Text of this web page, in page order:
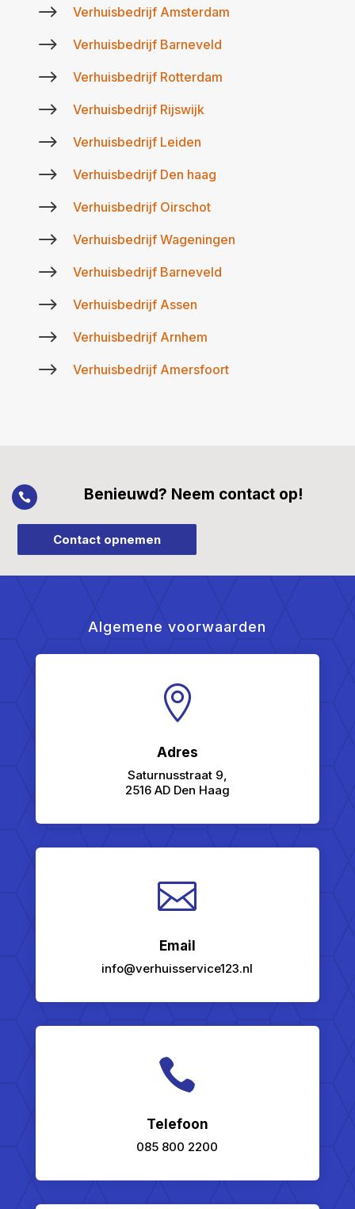
$ Verhuisbedrijf Amsterdam
$ Verhuisbedrijf Barneveld
$ Verhuisbedrijf Rotterdam
$ Verhuisbedrijf Rijswijk
$ Verhuisbedrijf Leiden
$ Verhuisbedrijf Den haag
$ Verhuisbedrijf Oirschot
$ Verhuisbedrijf Wageningen
$ Verhuisbedrijf Barneveld
$ Verhuisbedrijf Assen
$ Verhuisbedrijf Arnhem
$ Verhuisbedrijf Amersfoort
 Benieuwd? Neem contact op!
Contact opnemen
Algemene voorwaarden

Adres
Saturnusstraat 9,
2516 AD Den Haag

Email
info@verhuisservice123.nl

Telefoon
085 800 2200